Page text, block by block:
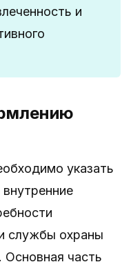
и
указать
службы охраны
Основная часть